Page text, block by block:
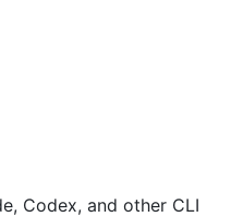
Codex, and other CLI